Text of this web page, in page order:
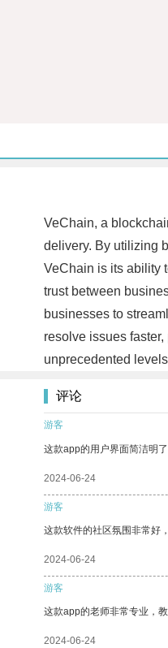
VeChain, a
delivery. By utilizing
VeChain is its ability
trust between
businesses to
resolve issues
unprecedented
评论
游客
这款app的用户界面简洁明
2024-06-24
游客
这款软件的社区氛围非常好
2024-06-24
游客
这款app的老师非常专业，
2024-06-24